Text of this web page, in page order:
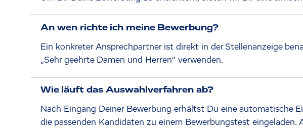
An wen richte ich meine Bewerbung?
Ein konkreter Ansprechpartner ist direkt in der Stellenanzeige
„Sehr geehrte Damen und Herren“ verwenden.
Wie läuft das Auswahlverfahren ab?
Nach Eingang Deiner Bewerbung erhältst Du eine automatische
die passenden Kandidaten zu einem Bewerbungstest